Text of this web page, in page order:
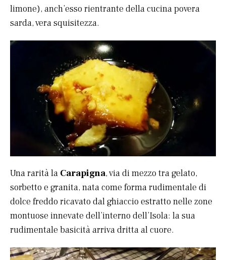
limone), anch’esso rientrante della cucina povera
sarda, vera squisitezza.
Una rarità la Carapigna, via di mezzo tra gelato,
sorbetto e granita, nata come forma rudimentale di
dolce freddo ricavato dal ghiaccio estratto nelle zone
montuose innevate dell’interno dell’Isola: la sua
rudimentale basicità arriva dritta al cuore.